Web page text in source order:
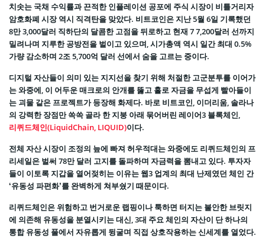
치솟는 국채 수익률과 끈적한 인플레이션 공포에 주식 시장이 비틀거리자
암호화폐 시장 역시 직격탄을 맞았다. 비트코인은 지난 5월 6일 기록했던
8만 3,000달러 직하단의 달콤한 고점을 뒤로하고 현재 7 7,200달러 선까지
밀려나며 지루한 공방전을 벌이고 있으며, 시가총액 역시 일간 최대 0.5%
가량 감소하며 2조 5,700억 달러 선에서 숨을 고르는 중이다.
디지털 자산들이 의미 있는 지지선을 찾기 위해 처절한 고군분투를 이어가
는 와중에, 이 어두운 매크로의 안개를 뚫고 홀로 자금을 무섭게 빨아들이
는 괴물 같은 프로젝트가 등장해 화제다. 바로 비트코인, 이더리움, 솔라나
의 강력한 장점만 쏙쏙 골라 한 지붕 아래 묶어버린 레이어3 블록체인,
리퀴드체인(LiquidChain, LIQUID)이다.
전체 자산 시장이 조정의 늪에 빠져 허우적대는 와중에도 리퀴드체인의 프
리세일은 벌써 78만 달러 고지를 돌파하며 자금력을 뽐내고 있다. 투자자
들이 이토록 지갑을 열어젖히는 이유는 웹3 업계의 최대 난제였던 체인 간
‘유동성 파편화’를 완벽하게 쳐부쉈기 때문이다.
리퀴드체인은 위험하고 번거로운 랩핑이나 툭하면 터지는 불안한 브릿지
에 의존해 유동성을 분열시키는 대신, 3대 주요 체인의 자산이 단 하나의
통합 유동성 풀에서 자유롭게 뒹굴며 직접 상호작용하는 신세계를 열었다.